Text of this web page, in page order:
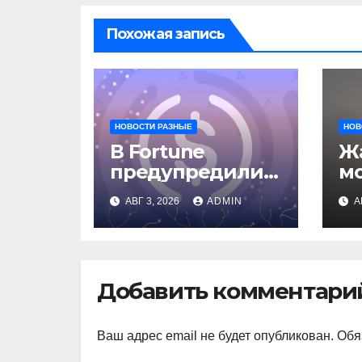
Похожая запись
НОВОСТИ РАЗНЫЕ
В Fortune
предупредили о
рисках сделки
Circle и IBM
АВГ 3, 2026 ADMIN
Добавить
Ваш адрес email не будет опубликован.